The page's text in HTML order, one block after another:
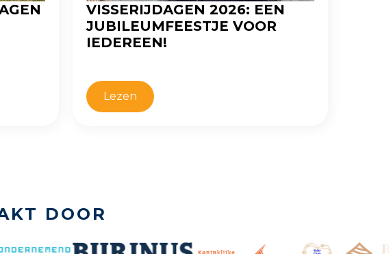
VISSERIJDAGEN 2026: EEN
JUBILEUMFEESTJE VOOR
IEDEREEN!
Lezen
DOOR